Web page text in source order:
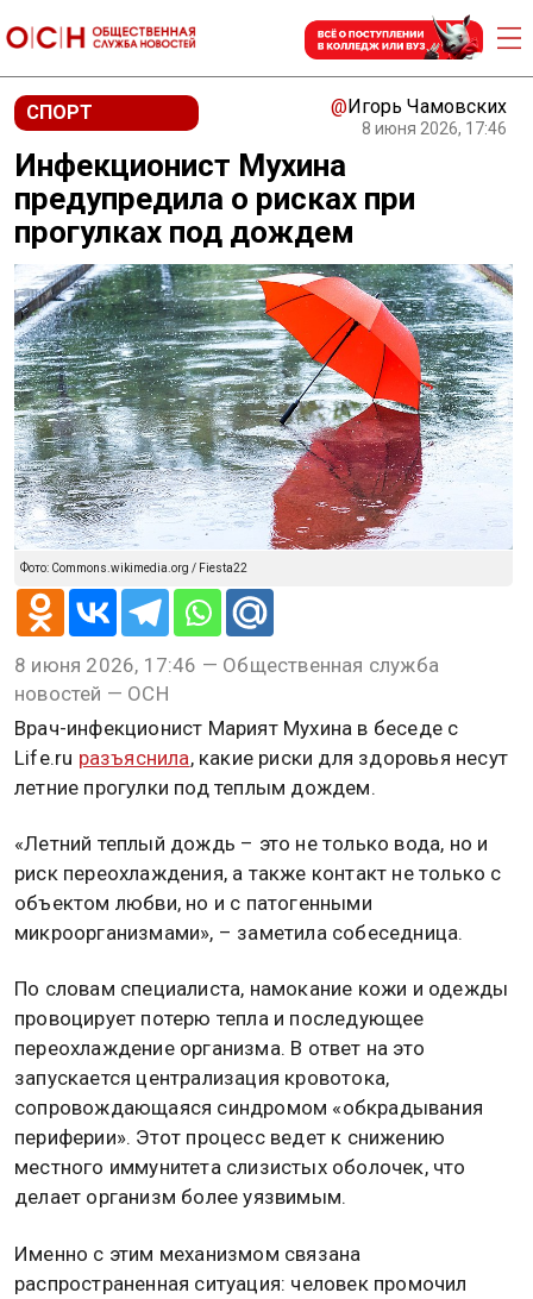
СПОРТ @Игорь Чамовских
8 июня 2026, 17:46
Инфекционист Мухина
предупредила о рисках при
прогулках под дождем
Фото: Commons.wikimedia.org / Fiesta22
8 июня 2026, 17:46 — Общественная служба
новостей — ОСН
Врач-инфекционист Марият Мухина в беседе с
Life.ru разъяснила, какие риски для здоровья несут
летние прогулки под теплым дождем.
«Летний теплый дождь – это не только вода, но и
риск переохлаждения, а также контакт не только с
объектом любви, но и с патогенными
микроорганизмами», – заметила собеседница.
По словам специалиста, намокание кожи и одежды
провоцирует потерю тепла и последующее
переохлаждение организма. В ответ на это
запускается централизация кровотока,
сопровождающаяся синдромом «обкрадывания
периферии». Этот процесс ведет к снижению
местного иммунитета слизистых оболочек, что
делает организм более уязвимым.
Именно с этим механизмом связана
распространенная ситуация: человек промочил